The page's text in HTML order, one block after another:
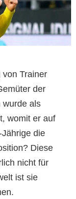
von Trainer
der
wurde als
womit er auf
die
Diese
nicht für
ist sie